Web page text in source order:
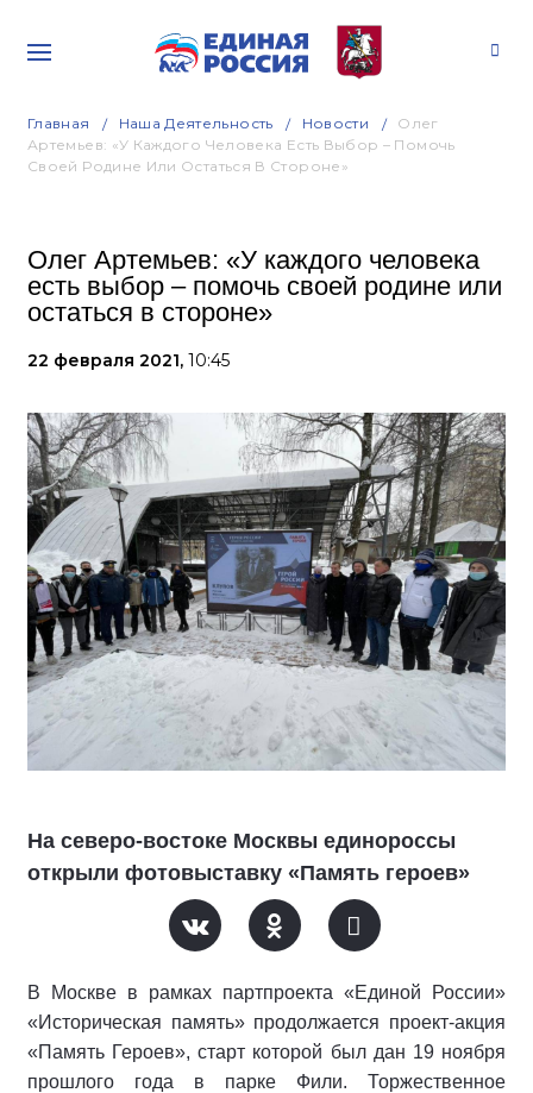
Главная Наша Деятельность Новости
Олег
Артемьев: «У Каждого Человека Есть Выбор – Помочь
Своей Родине Или Остаться В Стороне»
Олег Артемьев: «У каждого человека
есть выбор – помочь своей родине или
остаться в стороне»
22 февраля 2021, 10:45
На северо-востоке Москвы единороссы
открыли фотовыставку «Память героев»
В Москве в рамках партпроекта «Единой России»
«Историческая память» продолжается проект-акция
«Память Героев», старт которой был дан 19 ноября
прошлого года в парке Фили. Торжественное